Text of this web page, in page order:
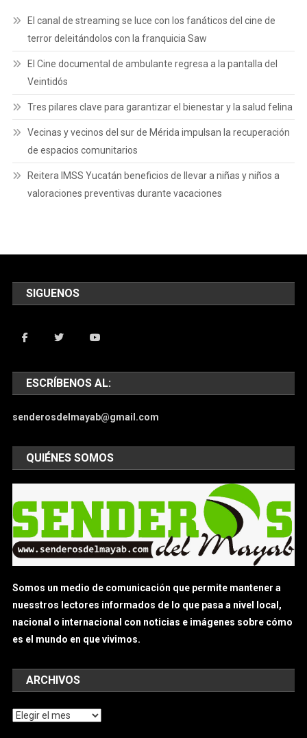
El canal de streaming se luce con los fanáticos del cine de
terror deleitándolos con la franquicia Saw
El Cine documental de ambulante regresa a la pantalla del
Veintidós
Tres pilares clave para garantizar el bienestar y la salud felina
Vecinas y vecinos del sur de Mérida impulsan la recuperación
de espacios comunitarios
Reitera IMSS Yucatán beneficios de llevar a niñas y niños a
valoraciones preventivas durante vacaciones
SIGUENOS
ESCRÍBENOS AL:
senderosdelmayab@gmail.com
QUIÉNES SOMOS
Somos un medio de comunicación que permite mantener a
nuesstros lectores informados de lo que pasa a nivel local,
nacional o internacional con noticias e imágenes sobre cómo
es el mundo en que vivimos.
ARCHIVOS
Archivos